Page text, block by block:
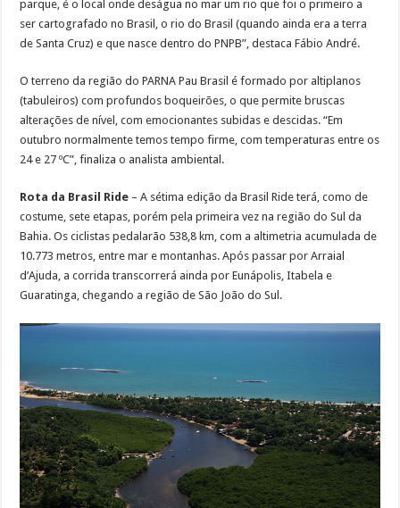
parque, é o local onde deságua no mar um rio que foi o primeiro a
ser cartografado no Brasil, o rio do Brasil (quando ainda era a terra
de Santa Cruz) e que nasce dentro do PNPB”, destaca Fábio André.
O terreno da região do PARNA Pau Brasil é formado por altiplanos
(tabuleiros) com profundos boqueirões, o que permite bruscas
alterações de nível, com emocionantes subidas e descidas. “Em
outubro normalmente temos tempo firme, com temperaturas entre os
24 e 27 ºC”, finaliza o analista ambiental.
Rota da Brasil Ride – A sétima edição da Brasil Ride terá, como de
costume, sete etapas, porém pela primeira vez na região do Sul da
Bahia. Os ciclistas pedalarão 538,8 km, com a altimetria acumulada de
10.773 metros, entre mar e montanhas. Após passar por Arraial
d’Ajuda, a corrida transcorrerá ainda por Eunápolis, Itabela e
Guaratinga, chegando a região de São João do Sul.